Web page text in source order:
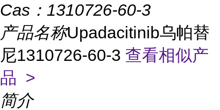
Cas： 1310726-60-3
产品名称Upadacitinib乌帕替
尼1310726-60-3 查看相似产
品 >
简介